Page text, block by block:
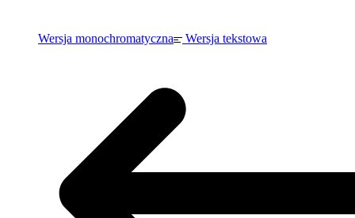
Wersja monochromatyczna Wersja tekstowa